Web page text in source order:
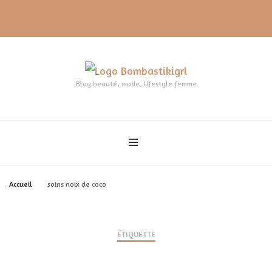
Blog beauté, mode, lifestyle femme
Accueil soins noix de coco
ÉTIQUETTE